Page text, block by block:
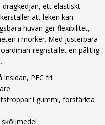
ett elastiskt
att leken kan
huvan ger flexibilitet,
i mörker. Med justerbara
regnstället en pålitlig
insidan, PFC fri.
i gummi, förstärkta